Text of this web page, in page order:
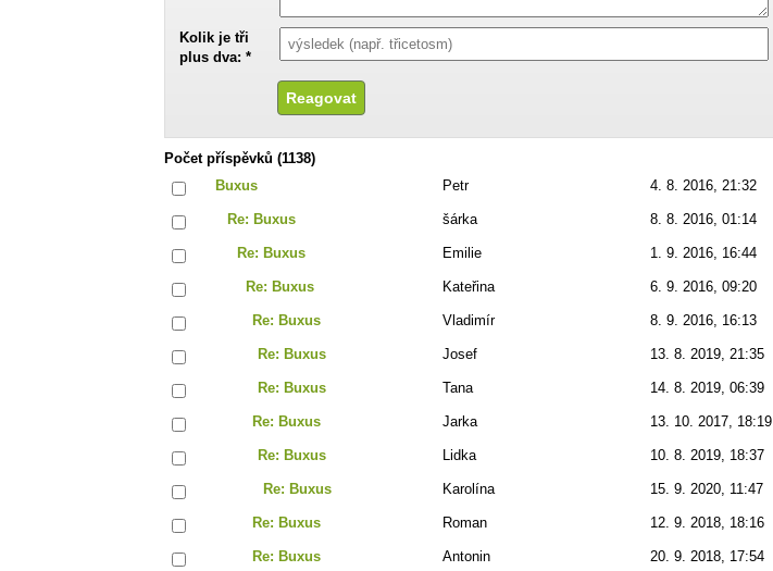
Kolik je tři
plus dva: *
Počet příspěvků (1138)
Buxus
Petr 4. 8. 2016, 21:32
Re: Buxus šárka 8. 8. 2016, 01:14
Re: Buxus Emilie 1. 9. 2016, 16:44
Re: Buxus Kateřina 6. 9. 2016, 09:20
Re: Buxus Vladimír 8. 9. 2016, 16:13
Re: Buxus Josef 13. 8. 2019, 21:35
Re: Buxus Tana 14. 8. 2019, 06:39
Re: Buxus Jarka 13. 10. 2017, 18:19
Re: Buxus Lidka 10. 8. 2019, 18:37
Re: Buxus Karolína 15. 9. 2020, 11:47
Re: Buxus Roman 12. 9. 2018, 18:16
Re: Buxus Antonin 20. 9. 2018, 17:54